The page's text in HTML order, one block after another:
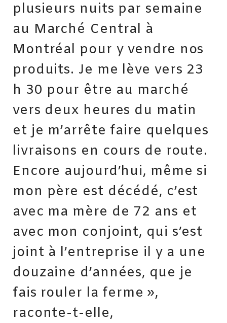
plusieurs nuits par semaine
au Marché Central à
Montréal pour y vendre nos
produits. Je me lève vers 23
h 30 pour être au marché
vers deux heures du matin
et je m’arrête faire quelques
livraisons en cours de route.
Encore aujourd’hui, même si
mon père est décédé, c’est
avec ma mère de 72 ans et
avec mon conjoint, qui s’est
joint à l’entreprise il y a une
douzaine d’années, que je
fais rouler la ferme »,
raconte-t-elle,